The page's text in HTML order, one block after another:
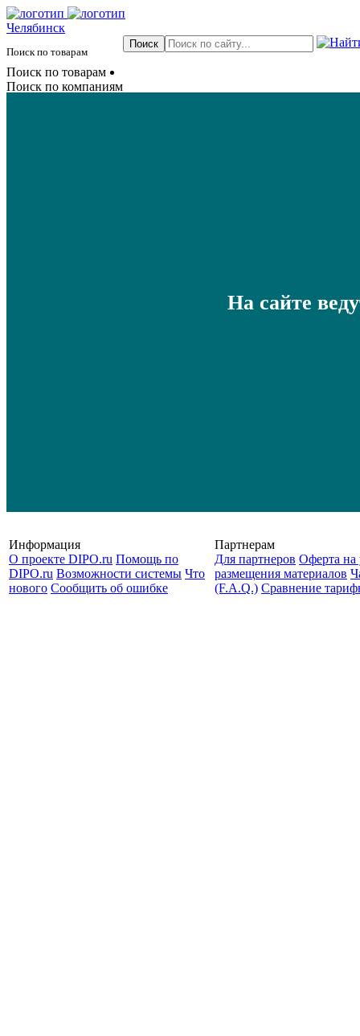
Челябинск
Поиск по товарам
Поиск по товарам
Поиск по компаниям
На сайте
Информация
О проекте DIPO.ru Помощь по
DIPO.ru Возможности системы Что
нового Сообщить об ошибке
Партнерам
Для партнеров Оферта на
размещения материалов
(F.A.Q.) Cравнение